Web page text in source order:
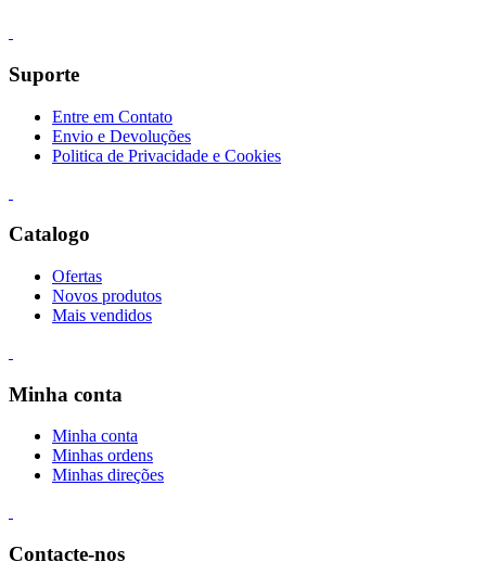
Suporte
Entre em Contato
Envio e Devoluções
Politica de Privacidade e Cookies
Catalogo
Ofertas
Novos produtos
Mais vendidos
Minha conta
Minha conta
Minhas ordens
Minhas direções
Contacte-nos